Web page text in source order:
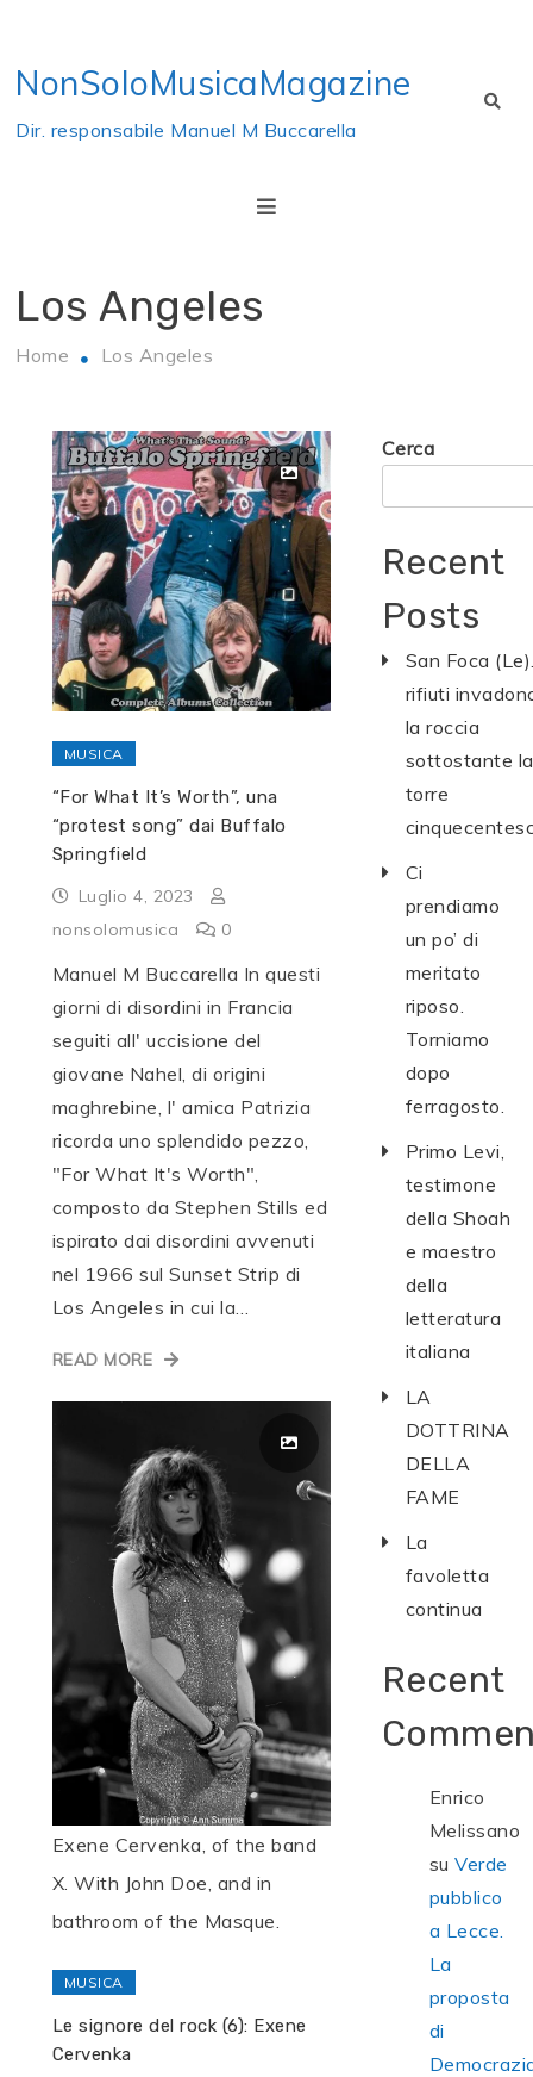
content
NonSoloMusicaMagazine
Dir. responsabile Manuel M Buccarella
Los Angeles
Home Los Angeles
MUSICA
“For What It’s Worth”, una
“protest song” dai Buffalo
Springfield
Luglio 4, 2023
nonsolomusica
0
Manuel M Buccarella In questi
giorni di disordini in Francia
seguiti all' uccisione del
giovane Nahel, di origini
maghrebine, l' amica Patrizia
ricorda uno splendido pezzo,
"For What It's Worth",
composto da Stephen Stills ed
ispirato dai disordini avvenuti
nel 1966 sul Sunset Strip di
Los Angeles in cui la…
READ MORE
Exene Cervenka, of the band
X. With John Doe, and in
bathroom of the Masque.
MUSICA
Le signore del rock (6): Exene
Cervenka
Cerca
Recent
Posts
San Foca
rifiuti
la roccia
sottostante la
torre
Ci
prendiamo
un po’ di
meritato
riposo.
Torniamo
dopo
ferragosto.
Primo Levi,
testimone
della Shoah
e maestro
della
letteratura
italiana
LA
DOTTRINA
DELLA
FAME
La
favoletta
continua
Recent
Enrico
Melissano
suVerde
pubblico
a Lecce.
La
proposta
di